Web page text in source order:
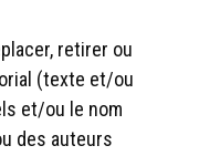
retirer ou
(texte et/ou
et/ou le nom
des auteurs